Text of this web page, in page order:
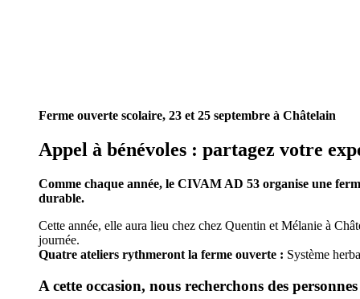
Ferme ouverte scolaire, 23 et 25 septembre à Châtelain
Appel à bénévoles : partagez votre
Comme chaque année, le CIVAM AD 53 organise une
durable.
Cette année, elle aura lieu chez chez Quentin et Mélanie à
journée.
Quatre ateliers rythmeront la ferme ouverte : Système
A cette occasion, nous recherchons des